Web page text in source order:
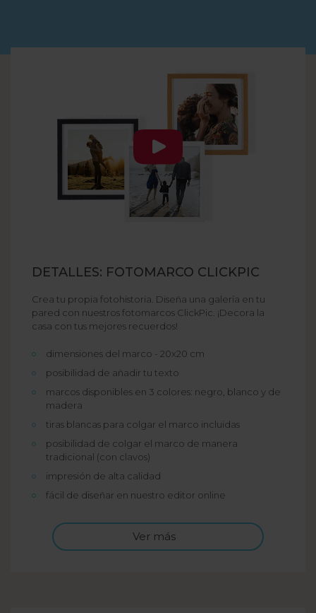
DETALLES: FOTOMARCO CLICKPIC
Crea tu propia fotohistoria. Diseña una galería en tu
pared con nuestros fotomarcos ClickPic. ¡Decora la
casa con tus mejores recuerdos!
dimensiones del marco - 20x20 cm
posibilidad de añadir tu texto
marcos disponibles en 3 colores: negro, blanco y de
madera
tiras blancas para colgar el marco incluidas
posibilidad de colgar el marco de manera
tradicional (con clavos)
impresión de alta calidad
fácil de diseñar en nuestro editor online
Ver más